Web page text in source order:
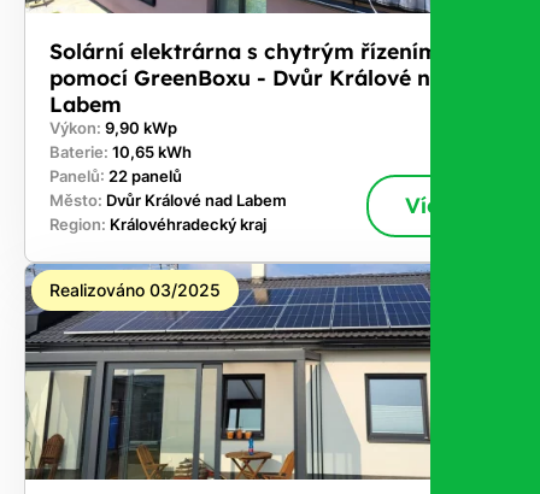
Solární elektrárna s chytrým řízením
pomocí GreenBoxu - Dvůr Králové nad
Labem
Výkon: 9,90 kWp
Baterie: 10,65 kWh
Panelů: 22 panelů
Město: Dvůr Králové nad Labem
Region: Královéhradecký kraj
Více
Realizováno 03/2025